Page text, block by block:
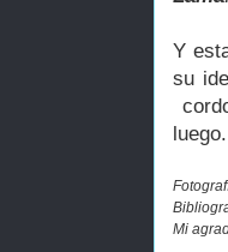
Y
su
luego.
Mi